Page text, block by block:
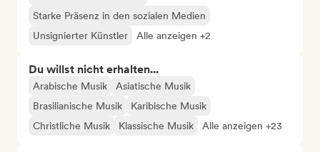
Starke Präsenz in den sozialen Medien
Unsignierter Künstler
Alle anzeigen +2
Du willst nicht erhalten...
Arabische Musik
Asiatische Musik
Brasilianische Musik
Karibische Musik
Christliche Musik
Klassische Musik Alle anzeigen +23